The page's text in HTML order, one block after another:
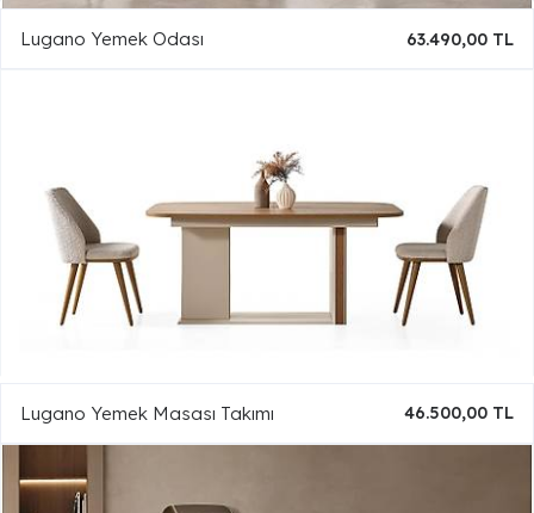
Lugano Yemek Odası 63.490,00 TL
Lugano Yemek Masası Takımı 46.500,00 TL